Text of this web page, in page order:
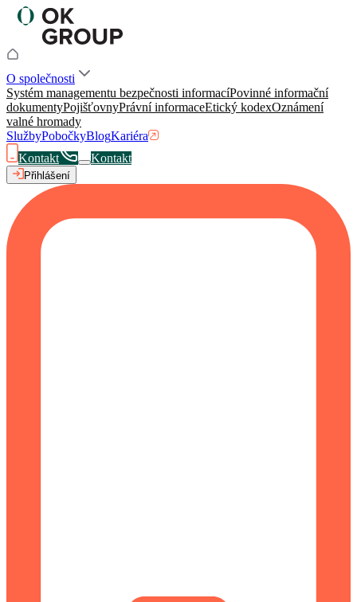
O společnosti
Systém managementu bezpečnosti informacíPovinné informační
dokumentyPojišťovnyPrávní informaceEtický kodexOznámení
valné hromady
SlužbyPobočkyBlogKariéra
Kontakt
Kontakt
Přihlášení